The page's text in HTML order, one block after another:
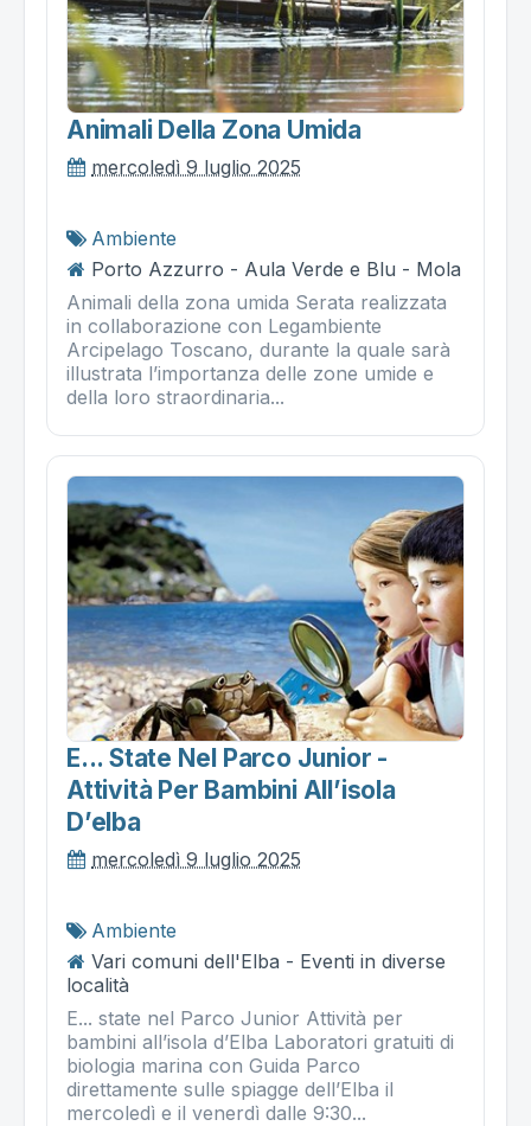
Animali Della Zona Umida
mercoledì 9 luglio 2025
Ambiente
Porto Azzurro - Aula Verde e Blu - Mola
Animali della zona umida Serata realizzata
in collaborazione con Legambiente
Arcipelago Toscano, durante la quale sarà
illustrata l’importanza delle zone umide e
della loro straordinaria...
E... State Nel Parco Junior -
Attività Per Bambini All’isola
D’elba
mercoledì 9 luglio 2025
Ambiente
Vari comuni dell'Elba - Eventi in diverse
località
E... state nel Parco Junior Attività per
bambini all’isola d’Elba Laboratori gratuiti di
biologia marina con Guida Parco
direttamente sulle spiagge dell’Elba il
mercoledì e il venerdì dalle 9:30...